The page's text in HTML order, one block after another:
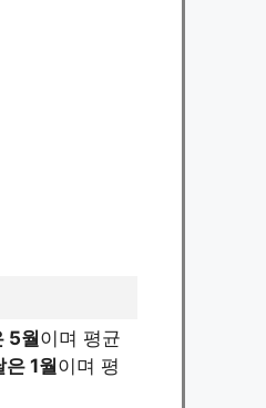
5월이며 평균
1월이며 평